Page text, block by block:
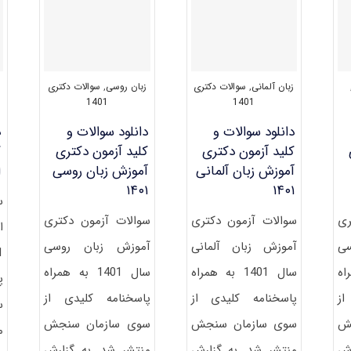
زبان آلمانی, سوالات دکتری
1401
دانلود سوالات و
کلید آزمون دکتری
آموزش زبان آلمانی
۱۴۰۱
سوالات آزمون دکتری
آموزش زبان آلمانی
سال 1401 به همراه
پاسخنامه کلیدی از
سوی سازمان سنجش
زبان روسی, سوالات دکتری
1401
دانلود سوالات و
کلید آزمون دکتری
آموزش زبان روسی
۱۴۰۱
سوالات آزمون دکتری
آموزش زبان روسی
سال 1401 به همراه
پاسخنامه کلیدی از
سوی سازمان سنجش